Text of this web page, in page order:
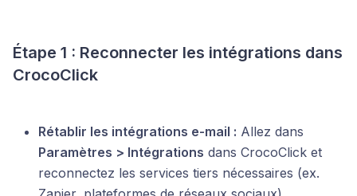
Étape 1 : Reconnecter les intégrations dans
CrocoClick
Rétablir les intégrations e-mail : Allez dans
Paramètres > Intégrations dans CrocoClick et
reconnectez les services tiers nécessaires (ex.